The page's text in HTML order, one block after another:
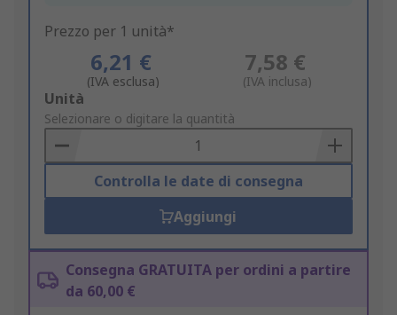
Prezzo per 1 unità*
6,21 €
(IVA esclusa)
7,58 €
(IVA inclusa)
Add
to
Basket
Unità
Selezionare o digitare la quantità
Controlla le date di consegna
Aggiungi
Consegna GRATUITA per ordini a partire
da 60,00 €